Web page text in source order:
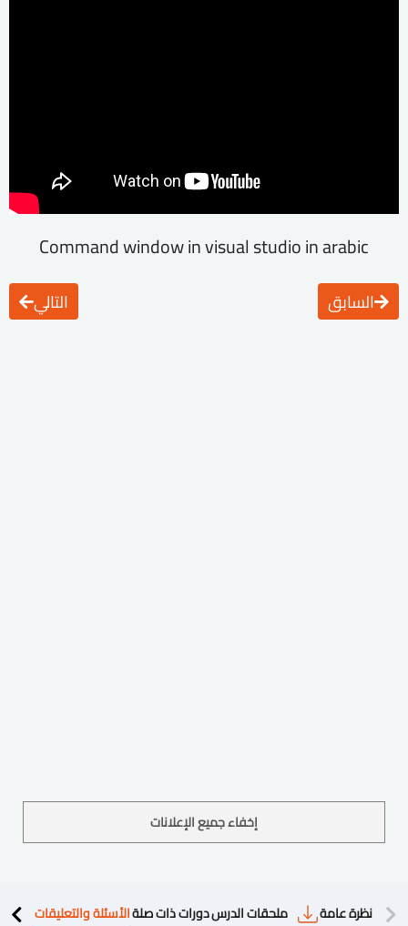
Command window in visual studio in arabic
السابق التالي
إخفاء جميع الإعلانات
نظرة عامة ملحقات الدرسدورات ذات صلةالأسئلة والتعليقات